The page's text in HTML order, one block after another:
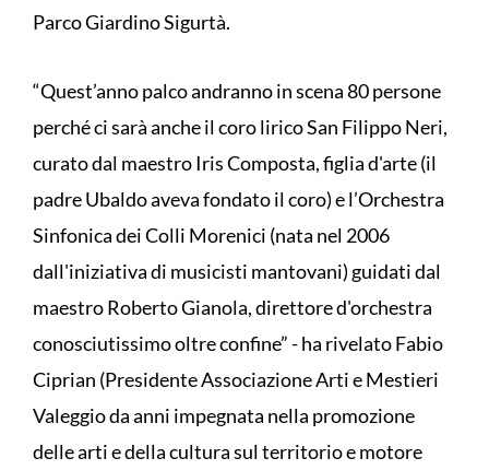
Parco Giardino Sigurtà.
“Quest’anno palco andranno in scena 80 persone
perché ci sarà anche il coro lirico San Filippo Neri,
curato dal maestro Iris Composta, figlia d'arte (il
padre Ubaldo aveva fondato il coro) e l’Orchestra
Sinfonica dei Colli Morenici (nata nel 2006
dall'iniziativa di musicisti mantovani) guidati dal
maestro Roberto Gianola, direttore d'orchestra
conosciutissimo oltre confine” - ha rivelato Fabio
Ciprian (Presidente Associazione Arti e Mestieri
Valeggio da anni impegnata nella promozione
delle arti e della cultura sul territorio e motore